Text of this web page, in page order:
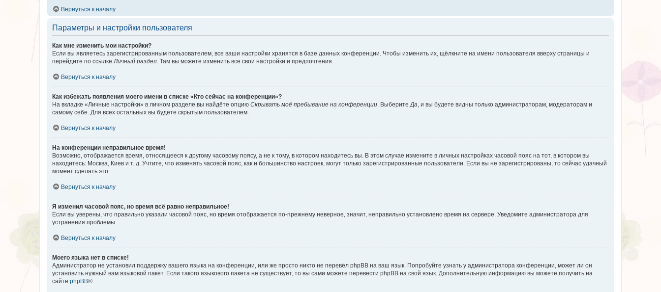
Вернуться к началу
Параметры и настройки пользователя
Как мне изменить мои настройки?
Если вы являетесь зарегистрированным пользователем, все ваши настройки хранятся в базе данных конференции. Чтобы изменить их, щёлкните на имени пользователя вверху страницы и
перейдите по ссылкеЛичный раздел. Там вы можете изменить все свои настройки и предпочтения.
Вернуться к началу
Как избежать появления моего имени в списке «Кто сейчас на конференции»?
На вкладке «Личные настройки» в личном разделе вы найдёте опцию Скрывать моё пребывание на конференции. ВыберитеДа, и вы будете видны только администраторам, модераторам и
самому себе. Для всех остальных вы будете скрытым пользователем.
Вернуться к началу
На конференции неправильное время!
Возможно, отображается время, относящееся к другому часовому поясу, а не к тому, в котором находитесь вы. В этом случае измените в личных настройках часовой пояс на тот, в котором вы
находитесь: Москва, Киев и т. д. Учтите, что изменять часовой пояс, как и большинство настроек, могут только зарегистрированные пользователи. Если вы не зарегистрированы, то сейчас удачный
момент сделать это.
Вернуться к началу
Я изменил часовой пояс, но время всё равно неправильное!
Если вы уверены, что правильно указали часовой пояс, но время отображается по-прежнему неверное, значит, неправильно установлено время на сервере. Уведомите администратора для
устранения проблемы.
Вернуться к началу
Моего языка нет в списке!
Администратор не установил поддержку вашего языка на конференции, или же просто никто не перевёл phpBB на ваш язык. Попробуйте узнать у администратора конференции, может ли он
установить нужный вам языковой пакет. Если такого языкового пакета не существует, то вы сами можете перевести phpBB на свой язык. Дополнительную информацию вы можете получить на
сайте phpBB®.